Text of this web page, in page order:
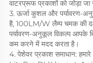
वाटरप्रूफ प्रकाशों को जोड़ा
3. ऊर्जा कुशल और पर्यावरण-
है, 100LM/W लैम्प चमक की
पर्यावरण-अनुकूल विकल्प आपके
कम करने में मदद करता है।
4. पेशेवर प्रकाश समाधान: